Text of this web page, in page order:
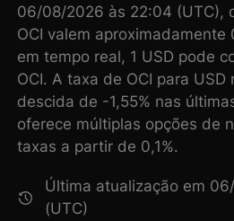
06/08/2026 às 22:04 (UTC),
OCI valem aproximadamente
em tempo real, 1 USD pode
OCI. A taxa de OCI para USD
descida de -1,55% nas
oferece múltiplas opções de
taxas a partir de 0,1%.
Última atualização em
(UTC)